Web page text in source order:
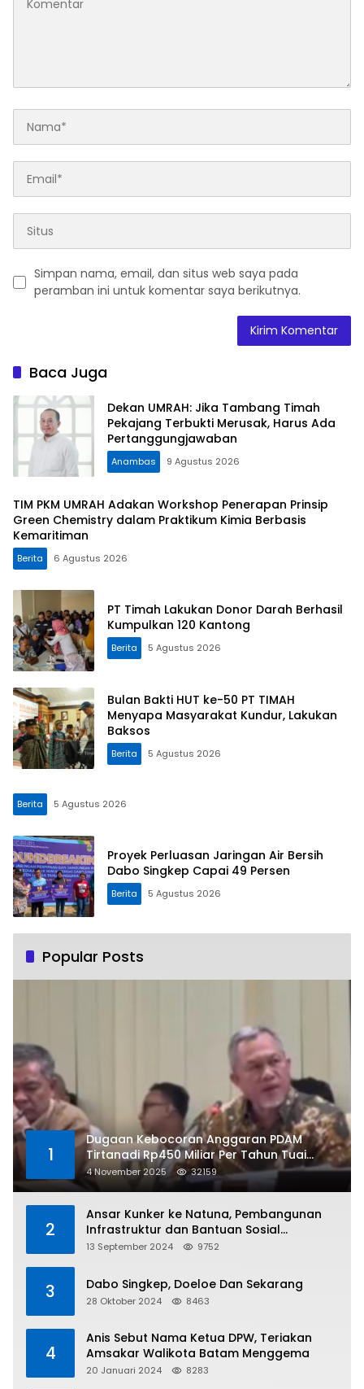
Simpan nama, email, dan situs web saya pada
peramban ini untuk komentar saya berikutnya.
Baca Juga
Dekan UMRAH: Jika Tambang Timah
Pekajang Terbukti Merusak, Harus Ada
Pertanggungjawaban
Anambas 9 Agustus 2026
TIM PKM UMRAH Adakan Workshop Penerapan Prinsip
Green Chemistry dalam Praktikum Kimia Berbasis
Kemaritiman
Berita 6 Agustus 2026
PT Timah Lakukan Donor Darah Berhasil
Kumpulkan 120 Kantong
Berita 5 Agustus 2026
Bulan Bakti HUT ke-50 PT TIMAH
Menyapa Masyarakat Kundur, Lakukan
Baksos
Berita 5 Agustus 2026
Berita 5 Agustus 2026
Proyek Perluasan Jaringan Air Bersih
Dabo Singkep Capai 49 Persen
Berita 5 Agustus 2026
Popular Posts
1
Dugaan Kebocoran Anggaran PDAM
Tirtanadi Rp450 Miliar Per Tahun Tuai
Kritikan
4 November 2025 32159
2
Ansar Kunker ke Natuna, Pembangunan
Infrastruktur dan Bantuan Sosial
Direalisasikan Hingga Pulau Tiga
13 September 2024 9752
3 Dabo Singkep, Doeloe Dan Sekarang
28 Oktober 2024 8463
4
Anis Sebut Nama Ketua DPW, Teriakan
Amsakar Walikota Batam Menggema
20 Januari 2024 8283